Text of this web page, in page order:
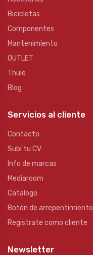
Bicicletas
Componentes
Mantenimiento
OUTLET
Thule
Blog
Servicios al cliente
Contacto
Subí tu CV
Info de marcas
Mediaroom
Catalogo
Botón de arrepentimiento
Registrate como cliente
Newsletter